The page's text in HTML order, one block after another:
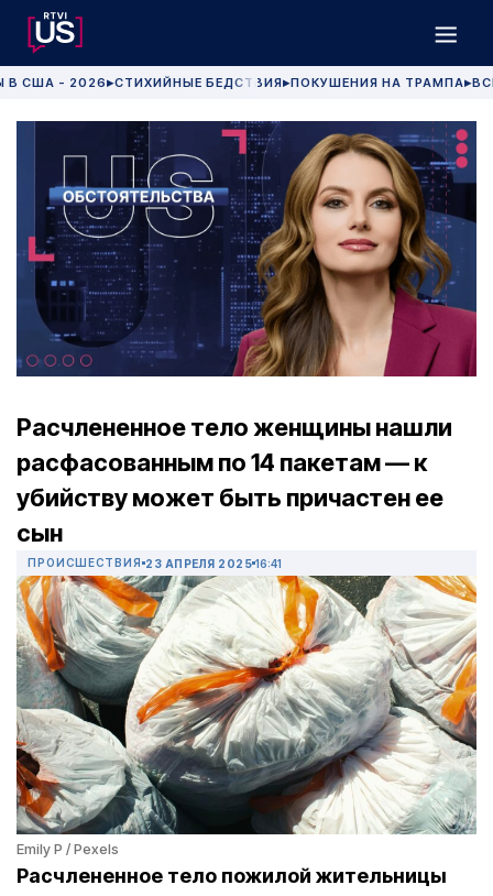
В США - 2026 ▶СТИХИЙНЫЕ БЕДСТВИЯ▶ПОКУШЕНИЯ НА ТРАМПА▶
Расчлененное тело женщины нашли
расфасованным по 14 пакетам — к
убийству может быть причастен ее
сын
ПРОИСШЕСТВИЯ 23 АПРЕЛЯ 2025 16:41
Emily P / Pexels
Расчлененное тело пожилой жительницы